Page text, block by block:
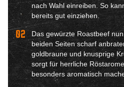
nach Wahl einreiben. So
bereits gut einziehen.
02
Das gewürzte Roastbeef
beiden Seiten scharf
goldbraune und knusprige
sorgt für herrliche
besonders aromatisch